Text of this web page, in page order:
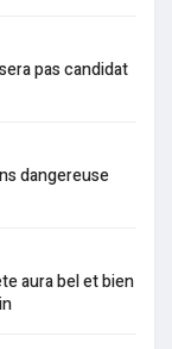
pas candidat
dangereuse
aura bel et bien